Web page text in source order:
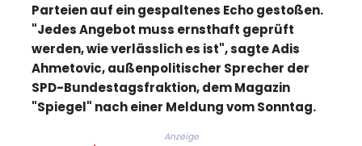
Parteien auf ein gespaltenes Echo gestoßen.
"Jedes Angebot muss ernsthaft geprüft
werden, wie verlässlich es ist", sagte Adis
Ahmetovic, außenpolitischer Sprecher der
SPD-Bundestagsfraktion, dem Magazin
"Spiegel" nach einer Meldung vom Sonntag.
Anzeige